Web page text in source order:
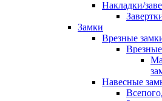
Накладки/
Замки
Врезные
Навесные